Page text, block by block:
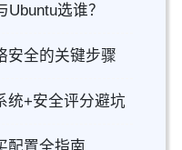
选谁？
安全的关键步骤
统+安全评分避坑